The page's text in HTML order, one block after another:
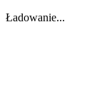
Ładowanie...